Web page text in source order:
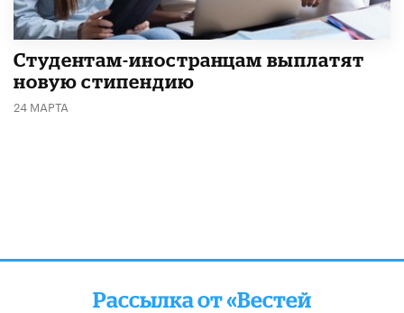
Студентам-иностранцам выплатят
новую стипендию
24 МАРТА
Рассылка от «Вестей